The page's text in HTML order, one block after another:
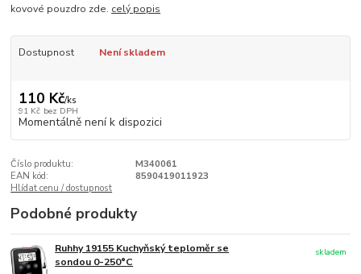
kovové pouzdro zde. celý popis
Dostupnost Není skladem
110 Kč/ks
91 Kč bez DPH
Momentálně není k dispozici
Číslo produktu:
M340061
EAN kód:
8590419011923
Hlídat cenu / dostupnost
Podobné produkty
Ruhhy 19155 Kuchyňský teploměr se
sondou 0-250°C
skladem